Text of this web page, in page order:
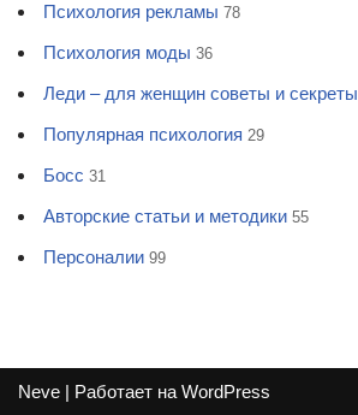
Психология рекламы 78
Психология моды 36
Леди – для женщин советы и секреты
Популярная психология 29
Босс 31
Авторские статьи и методики 55
Персоналии 99
Neve | Работает на WordPress